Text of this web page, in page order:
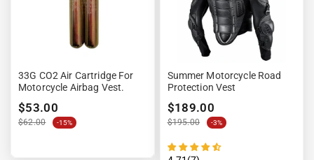
33G CO2 Air Cartridge For
Motorcycle Airbag Vest.
$53.00
$62.00 -15%
Summer Motorcycle Road
Protection Vest
$189.00
$195.00 -3%